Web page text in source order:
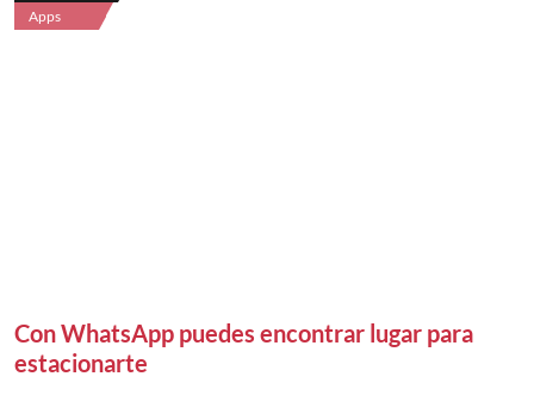
Apps
Con WhatsApp puedes encontrar lugar para
estacionarte